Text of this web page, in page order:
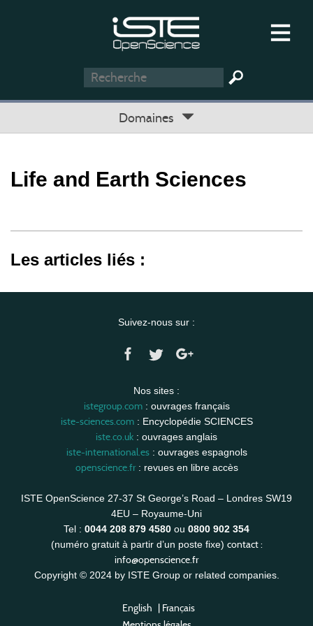
Domaines
Life and Earth Sciences
Les articles liés :
Suivez-nous sur :
Nos sites :
istegroup.com: ouvrages français
iste-sciences.com: Encyclopédie SCIENCES
iste.co.uk : ouvrages anglais
iste-international.es: ouvrages espagnols
openscience.fr: revues en libre accès
ISTE OpenScience 27-37 St George’s Road – Londres SW19
4EU – Royaume-Uni
Tel : 0044 208 879 4580 ou 0800 902 354
(numéro gratuit à partir d’un poste fixe) contact :
info@openscience.fr
Copyright © 2024 by ISTE Group or related companies.
English | Français